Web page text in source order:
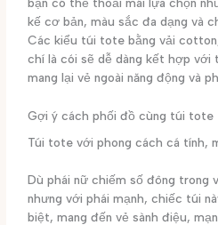
kế cơ bản, màu sắc đa dạng và
Các kiểu túi tote bằng vải
chí là cói sẽ dễ dàng kết hợp với
mang lại vẻ ngoài năng động và
Gợi ý cách phối đồ cùng túi tote
Túi tote với phong cách cá tính,
Dù phái nữ chiếm số đông trong
nhưng với phái mạnh, chiếc túi
biệt, mang đến vẻ sành điệu,